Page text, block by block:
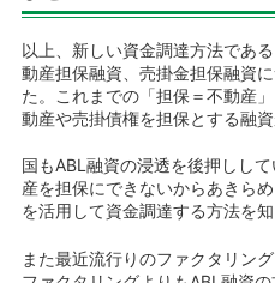
以上、新しい資金調達方法であ
動産担保融資、売掛金担保融資
た。これまでの「担保＝不動産
動産や売掛債権を担保とする融
国もABL融資の浸透を後押しし
産を担保にできないからあきら
を活用して資金調達する方法を知
また最近流行りのファクタリン